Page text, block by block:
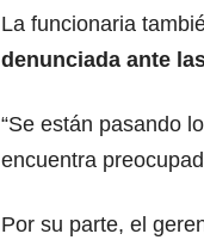
La funcionaria
denunciada ante
“Se están pasando
encuentra
Por su parte, el